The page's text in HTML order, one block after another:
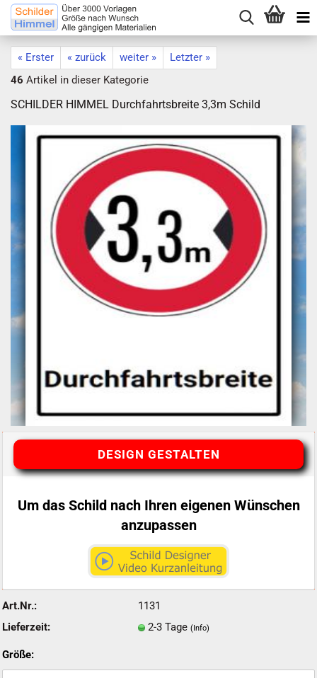
« Erster « zurück weiter »
Letzter »
46 Artikel in dieser Kategorie
SCHILDER HIMMEL Durchfahrtsbreite 3,3m Schild
DESIGN GESTALTEN
Um das Schild nach Ihren eigenen Wünschen
anzupassen
Art.Nr.:
1131
Lieferzeit:
2-3 Tage (Info)
Größe: